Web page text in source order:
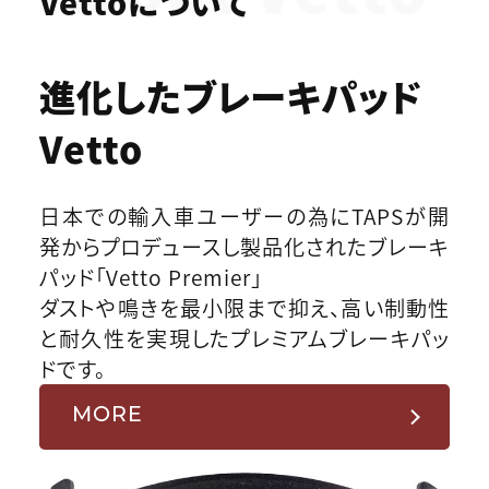
進化したブレーキパッド
Vetto
日本での輸入車ユーザーの為にTAPSが開
発からプロデュースし製品化されたブレーキ
パッド「Vetto Premier」
ダストや鳴きを最小限まで抑え、高い制動性
と耐久性を実現したプレミアムブレーキパッ
ドです。
MORE